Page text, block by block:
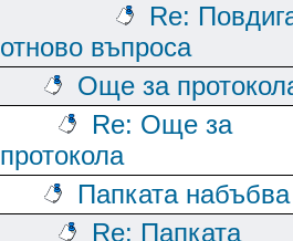
Re:
отново въпроса
Още за
Re: Още за
протокола
Папката набъбва
Re: Папката